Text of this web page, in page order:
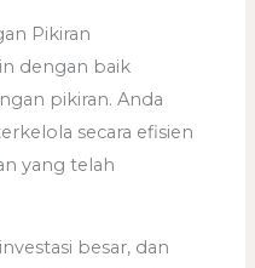
Pikiran
dengan baik
pikiran. Anda
secara efisien
yang telah
besar, dan